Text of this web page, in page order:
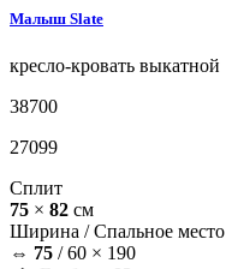
Малыш Slate
кресло-кровать выкатной
38700
27099
Сплит
75 × 82 см
Ширина /Спальное место
⇔ 75 /60 × 190